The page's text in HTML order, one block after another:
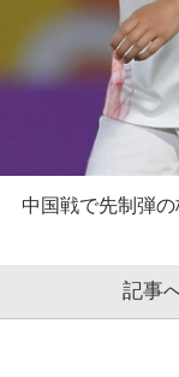
中国戦で先制弾
記事